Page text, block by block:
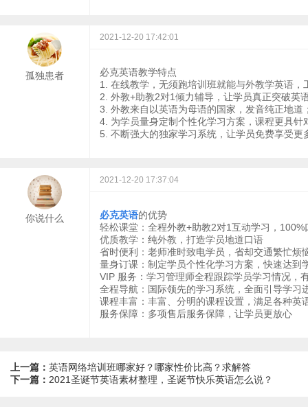
孤独患者
2021-12-20 17:42:01
必克英语教学特点
1. 在线教学，无须跑培训班就能与外教学英语，
2. 外教+助教2对1倾力辅导，让学员真正突破英
3. 外教来自以英语为母语的国家，发音纯正地道
4. 为学员量身定制个性化学习方案，课程更具针
5. 不断强大的独家学习系统，让学员免费享受更
你说什么
2021-12-20 17:37:04
必克英语的优势
轻松课堂：全程外教+助教2对1互动学习，100%
优质教学：纯外教，打造学员地道口语
省时便利：老师准时致电学员，省却交通繁忙烦
量身订课：制定学员个性化学习方案，快速达到
VIP 服务：学习管理师全程跟踪学员学习情况，
全程导航：国际领先的学习系统，全面引导学习
课程丰富：丰富、分明的课程设置，满足各种英
服务保障：多项售后服务保障，让学员更放心
上一篇： 英语网络培训班哪家好？哪家性价比高？求解答
下一篇： 2021圣诞节英语素材整理，圣诞节快乐英语怎么说？